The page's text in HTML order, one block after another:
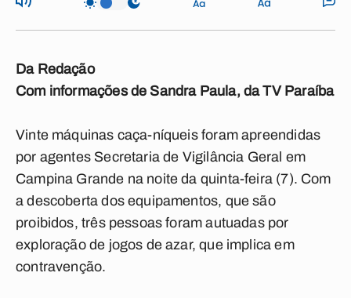
Da Redação
Com informações de Sandra Paula, da TV Paraíba
Vinte máquinas caça-níqueis foram apreendidas
por agentes Secretaria de Vigilância Geral em
Campina Grande na noite da quinta-feira (7). Com
a descoberta dos equipamentos, que são
proibidos, três pessoas foram autuadas por
exploração de jogos de azar, que implica em
contravenção.